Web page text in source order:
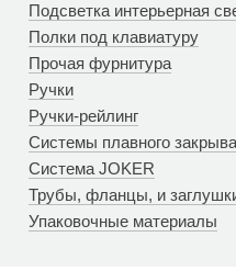
Подсветка интерьерная
Полки под клавиатуру
Прочая фурнитура
Ручки
Ручки-рейлинг
Системы плавного
Система JOKER
Трубы, фланцы, и
Упаковочные материалы